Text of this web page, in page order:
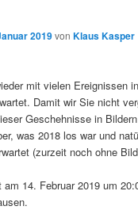
2019vonKlaus Kasper
mit vielen Ereignissen
Damit wir Sie nicht
Geschehnisse in
was 2018 los war und
(zurzeit noch ohne
14. Februar 2019 um